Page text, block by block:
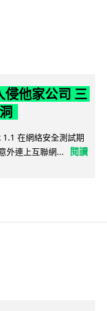
他家公司 三
在網絡安全測試期
外連上互聯網...
閱讀